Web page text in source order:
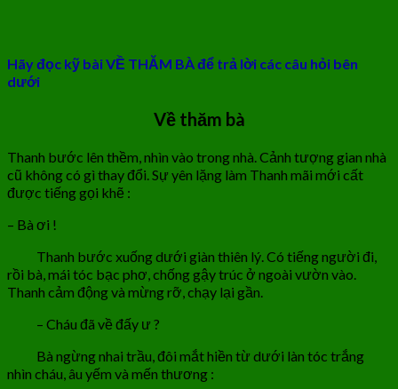
Hãy đọc kỹ bài VỀ THĂM BÀ để trả lời các câu hỏi bên
dưới
Về thăm bà
Thanh bước lên thềm, nhìn vào trong nhà. Cảnh tượng gian nhà
cũ không có gì thay đổi. Sự yên lặng làm Thanh mãi mới cất
được tiếng gọi khẽ :
– Bà ơi !
Thanh bước xuống dưới giàn thiên lý. Có tiếng người đi,
rồi bà, mái tóc bạc phơ, chống gậy trúc ở ngoài vườn vào.
Thanh cảm động và mừng rỡ, chạy lại gần.
– Cháu đã về đấy ư ?
Bà ngừng nhai trầu, đôi mắt hiền từ dưới làn tóc trắng
nhìn cháu, âu yếm và mến thương :